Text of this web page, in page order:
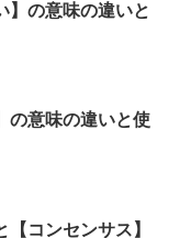
】の意味の違いと
の意味の違いと使
【コンセンサス】